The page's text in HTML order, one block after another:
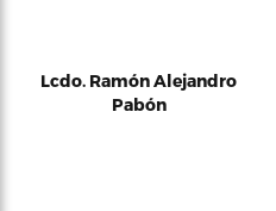
Lcdo. Ramón Alejandro
Pabón